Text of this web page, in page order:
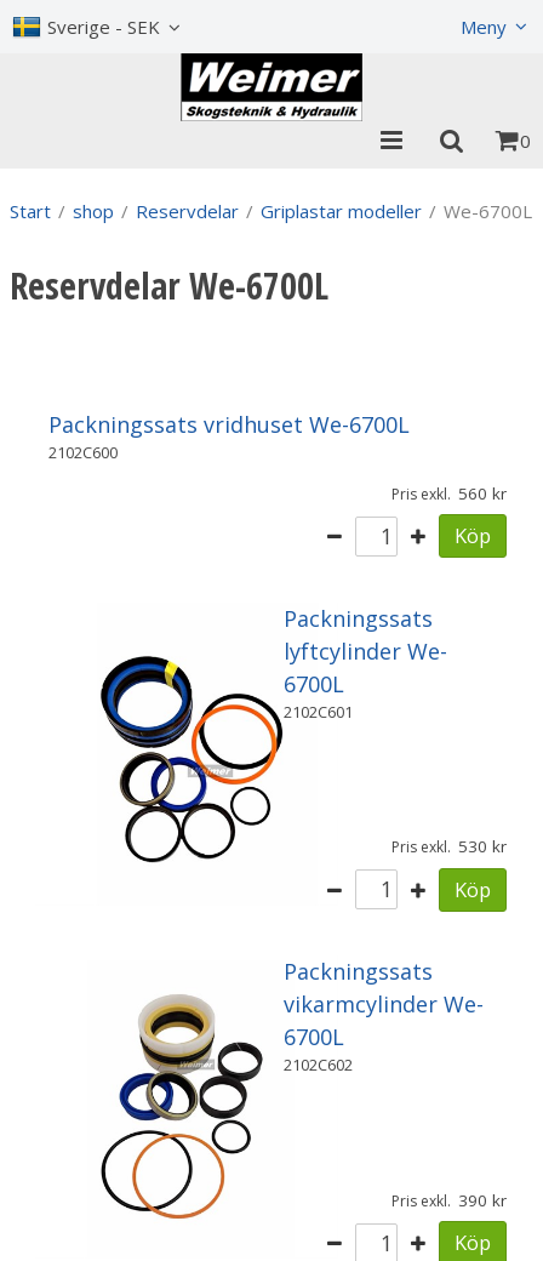
Sverige - SEK Meny
0
Start / shop / Reservdelar / Griplastar modeller / We-6700L
Reservdelar We-6700L
Packningssats vridhuset We-6700L
2102C600
Pris exkl. 560
Köp
Packningssats
lyftcylinder We-
6700L
2102C601
Pris exkl. 530
Köp
Packningssats
vikarmcylinder We-
6700L
2102C602
Pris exkl. 390
Köp